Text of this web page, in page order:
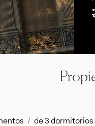
de 3 dormitorios